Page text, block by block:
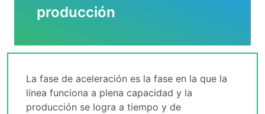
producción
La fase de aceleración es la fase en la que la
línea funciona a plena capacidad y la
producción se logra a tiempo y de